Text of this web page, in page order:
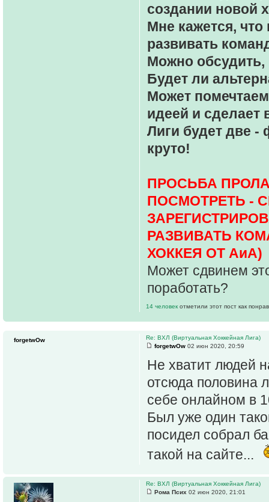
создании новой
Мне кажется,
развивать
Можно
Будет ли
Может
идеей и сделает
Лиги будет две -
круто!
ПРОСЬБА
ПОСМОТРЕТЬ -
РАЗВИВАТЬ
ХОККЕЯ ОТ АиА)
Может сдвинем
поработать?
14 человек отметили этот пост как
Re: ВХЛ (Виртуальная Хоккейная Лига)
forgetwOw 02 июн 2020, 20:59
Не хватит людей
отсюда половина
себе онлайном в
Был уже один
посидел собрал
такой на сайте...
forgetwOw
Re: ВХЛ (Виртуальная Хоккейная Лига)
Рома Псих 02 июн 2020, 21:01